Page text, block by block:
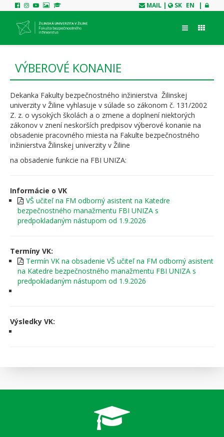
MAIL| SK EN |
VÝBEROVÉ KONANIE
Dekanka Fakulty bezpečnostného inžinierstva Žilinskej
univerzity v Žiline vyhlasuje v súlade so zákonom č. 131/2002
Z. z. o vysokých školách a o zmene a doplnení niektorých
zákonov v znení neskorších predpisov výberové konanie na
obsadenie pracovného miesta na Fakulte bezpečnostného
inžinierstva Žilinskej univerzity v Žiline
na obsadenie funkcie na FBI UNIZA:
Informácie o VK
VŠ učiteľ na FM odborný asistent na Katedre
bezpečnostného manažmentu FBI UNIZA s
predpokladaným nástupom od 1.9.2026
Termíny VK:
Termín VK na obsadenie VŠ učiteľ na FM odborný asistent
na Katedre bezpečnostného manažmentu FBI UNIZA s
predpokladaným nástupom od 1.9.2026
Výsledky VK: